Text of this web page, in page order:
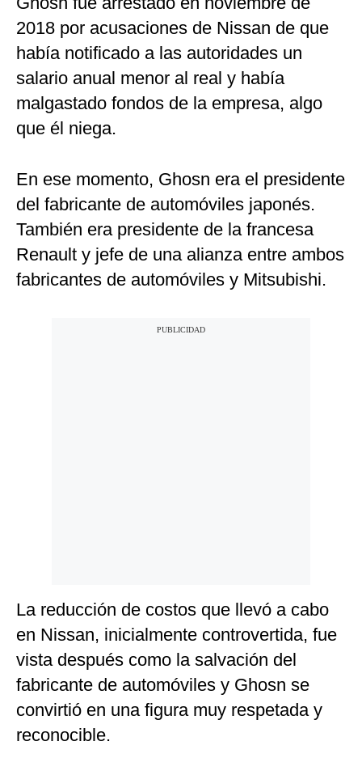
2018 por acusaciones de Nissan de que
había notificado a las autoridades un
salario anual menor al real y había
malgastado fondos de la empresa, algo
que él niega.
En ese momento, Ghosn era el presidente
del fabricante de automóviles japonés.
También era presidente de la francesa
Renault y jefe de una alianza entre ambos
fabricantes de automóviles y Mitsubishi.
La reducción de costos que llevó a cabo
en Nissan, inicialmente controvertida, fue
vista después como la salvación del
fabricante de automóviles y Ghosn se
convirtió en una figura muy respetada y
reconocible.